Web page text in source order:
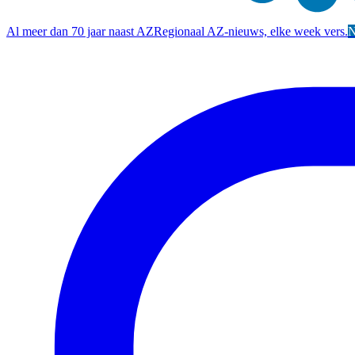
Al meer dan 70 jaar naast AZRegionaal AZ-nieuws, elke week vers.